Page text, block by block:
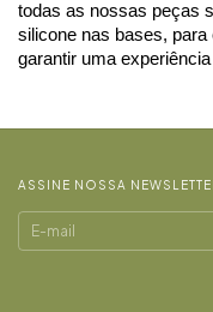
todas as nossas peças
silicone nas bases,
garantir uma
ASSINE NOSSA